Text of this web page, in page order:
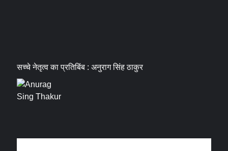
सच्चे नेतृत्व का प्रतिबिंब : अनुराग सिंह ठाकुर